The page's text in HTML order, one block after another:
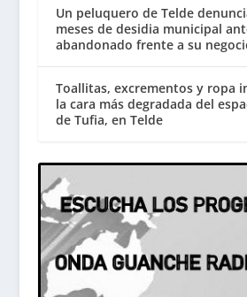
Un peluquero de Telde
meses de desidia municipal
abandonado frente a su
Toallitas, excrementos y ropa
la cara más degradada del
de Tufia, en Telde